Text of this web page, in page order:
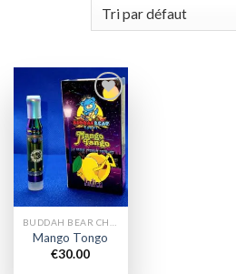
Add to
wishlist
Mango Tongo
€30.00